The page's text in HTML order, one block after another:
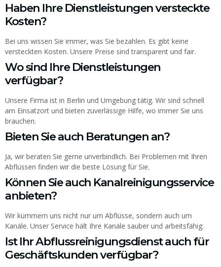
Haben Ihre Dienstleistungen versteckte
Kosten?
Bei uns wissen Sie immer, was Sie bezahlen. Es gibt keine
versteckten Kosten. Unsere Preise sind transparent und fair.
Wo sind Ihre Dienstleistungen
verfügbar?
Unsere Firma ist in Berlin und Umgebung tätig. Wir sind schnell
am Einsatzort und bieten zuverlässige Hilfe, wo immer Sie uns
brauchen.
Bieten Sie auch Beratungen an?
Ja, wir beraten Sie gerne unverbindlich. Bei Problemen mit Ihren
Abflüssen finden wir die beste Lösung für Sie.
Können Sie auch Kanalreinigungsservice
anbieten?
Wir kümmern uns nicht nur um Abflüsse, sondern auch um
Kanäle. Unser Service hält Ihre Kanäle sauber und arbeitsfähig.
Ist Ihr Abflussreinigungsdienst auch für
Geschäftskunden verfügbar?